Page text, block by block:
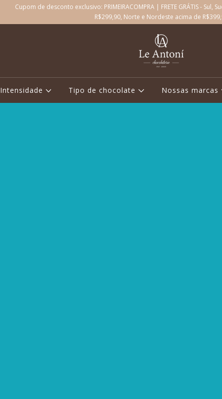
Cupom de desconto exclusivo: PRIMEIRACOMPRA | FRETE GRÁTIS - Sul,
R$299,90, Norte e Nordeste acima de
Intensidade Tipo de chocolate Nossas marcas